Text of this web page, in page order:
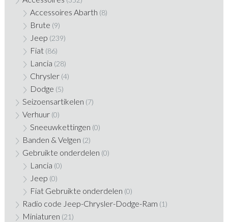
Accessoires Abarth (8)
Brute (9)
Jeep (239)
Fiat (86)
Lancia (28)
Chrysler (4)
Dodge (5)
Seizoensartikelen (7)
Verhuur (0)
Sneeuwkettingen (0)
Banden & Velgen (2)
Gebruikte onderdelen (0)
Lancia (0)
Jeep (0)
Fiat Gebruikte onderdelen (0)
Radio code Jeep-Chrysler-Dodge-Ram (1)
Miniaturen (21)